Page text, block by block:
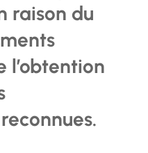
raison du
l’obtention